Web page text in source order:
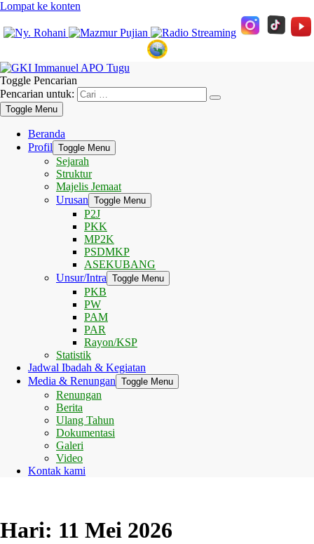
Lompat ke konten
Toggle Pencarian
Pencarian untuk:
Toggle Menu
Beranda
Profil Toggle Menu
Sejarah
Struktur
Majelis Jemaat
Urusan Toggle Menu
P2J
PKK
MP2K
PSDMKP
ASEKUBANG
Unsur/Intra Toggle Menu
PKB
PW
PAM
PAR
Rayon/KSP
Statistik
Jadwal Ibadah & Kegiatan
Media & Renungan Toggle Menu
Renungan
Berita
Ulang Tahun
Dokumentasi
Galeri
Video
Kontak kami
Hari: 11 Mei 2026